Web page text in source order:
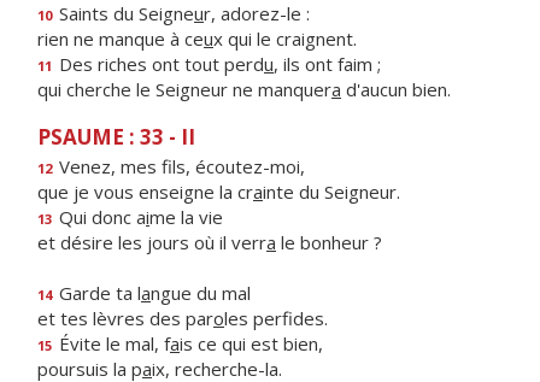
10 Saints du Seigneur, adorez-le :
rien ne manque à ceux qui le craignent.
11 Des riches ont tout perdu, ils ont faim ;
qui cherche le Seigneur ne manquera d'aucun bien.
PSAUME : 33 - II
12 Venez, mes fls, écoutez-moi,
que je vous enseigne la crainte du Seigneur.
13 Qui donc aime la vie
et désire les jours où il verra le bonheur ?
14 Garde ta langue du mal
et tes lèvres des paroles perfides.
15 Évite le mal, fais ce qui est bien,
poursuis la paix, recherche-la.